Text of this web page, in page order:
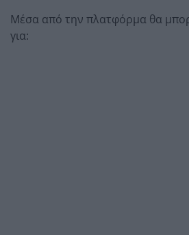
Μέσα από την πλατφόρμα θα
για: